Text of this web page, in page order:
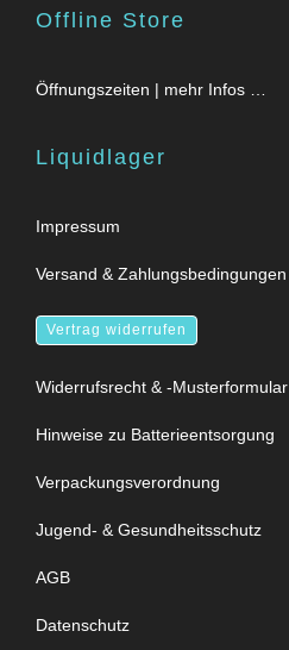
Offline Store
Öffnungszeiten | mehr Infos …
Liquidlager
Impressum
Versand & Zahlungsbedingungen
Vertrag widerrufen
Widerrufsrecht & -Musterformular
Hinweise zu Batterieentsorgung
Verpackungsverordnung
Jugend- & Gesundheitsschutz
AGB
Datenschutz